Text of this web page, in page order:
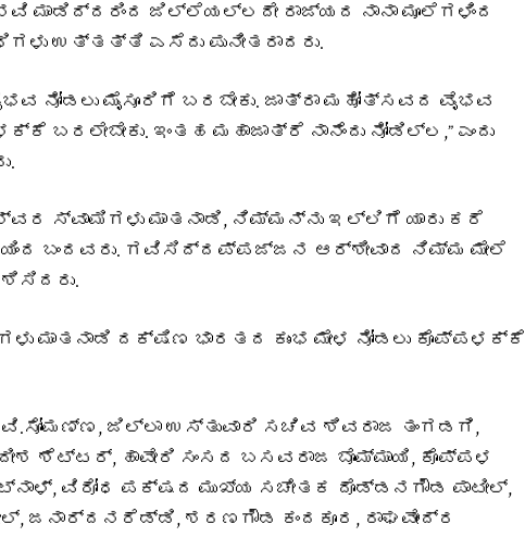
ಜಿಲ್ಲೆಯಲ್ಲದೇ ರಾಜ್ಯದ ನಾನಾ ಮೂಲೆಗಳಿಂದ
ಉತ್ತತ್ತಿ ಎಸೆದು ಪುನೀತರಾದರು.
ನೋಡಲು ಮೈಸೂರಿಗೆ ಬರಬೇಕು. ಜಾತ್ರಾ ಮಹೋತ್ಸವದ ವೈಭವ
ಬರಲೇಬೇಕು. ಇಂತಹ ಮಹಾಜಾತ್ರೆ ನಾನೆಂದು ನೋಡಿಲ್ಲ,” ಎಂದು
ಸ್ವಾಮಿಗಳು ಮಾತನಾಡಿ, ನಿಮ್ಮನ್ನು ಇಲ್ಲಿಗೆ ಯಾರು ಕರೆ
ಬಂದವರು. ಗವಿಸಿದ್ದಪ್ಪಜ್ಜನ ಆರ್ಶೀವಾದ ನಿಮ್ಮ ಮೇಲೆ
ಮಾತನಾಡಿ ದಕ್ಷಿಣ ಭಾರತದ ಕುಂಭ ಮೇಳ ನೋಡಲು ಕೊಪ್ಪಳಕ್ಕೆ
ವಿ.ಸೋಮಣ್ಣ, ಜಿಲ್ಲಾ ಉಸ್ತುವಾರಿ ಸಚಿವ ಶಿವರಾಜ ತಂಗಡಗಿ,
ಶೆಟ್ಟರ್, ಹಾವೇರಿ ಸಂಸದ ಬಸವರಾಜ ಬೊಮ್ಮಾಯಿ, ಕೊಪ್ಪಳ
ವಿರೋಧ ಪಕ್ಷದ ಮುಖ್ಯ ಸಚೇತಕ ದೊಡ್ಡನಗೌಡ ಪಾಟೀಲ್,
ಜನಾರ್ದನರೆಡ್ಡಿ, ಶರಣಗೌಡ ಕಂದಕೂರ, ರಾಘವೇಂದ್ರ